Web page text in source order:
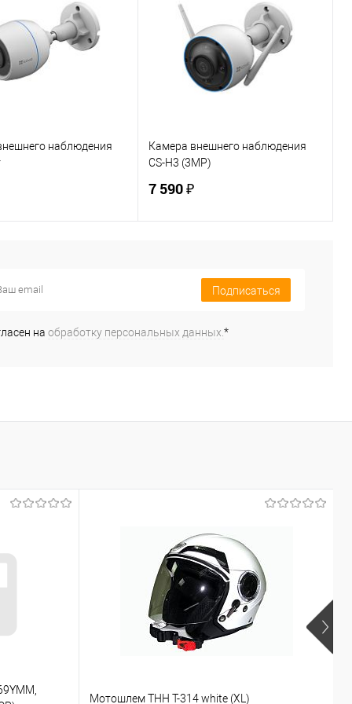
наблюдения
в 1 клик
Камера внешнего наблюдения
CS-H3 (3MP)
7 590 ₽
Купить в 1 клик
К сравнению
Подписаться
на обработку персональных данных. *
Мотошлем THH T-314 white (XL)